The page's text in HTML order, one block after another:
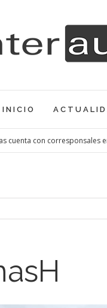
INICIO
cuenta con corresponsales